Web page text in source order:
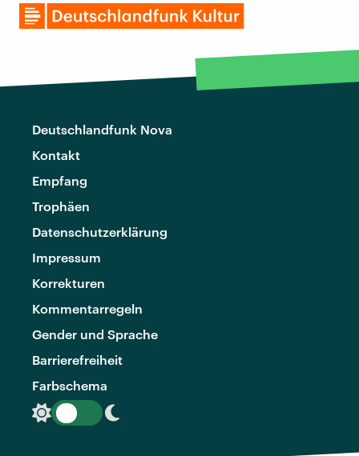
Deutschlandfunk Nova
Kontakt
Empfang
Trophäen
Datenschutzerklärung
Impressum
Korrekturen
Kommentarregeln
Gender und Sprache
Barrierefreiheit
Farbschema